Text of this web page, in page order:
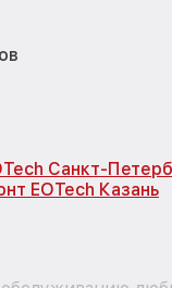
Санкт-
EOTech Казань